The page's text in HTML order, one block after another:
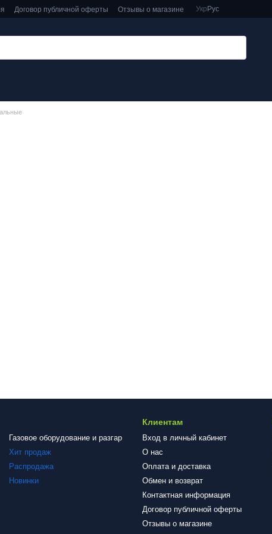
Договор публичной оферты Отзывы о магазине Укр Рус
Газовое оборудование и разгар
Хит продаж
Распродажа
Новинки
Клиентам
Вход в личный кабинет
О нас
Оплата и доставка
Обмен и возврат
Контактная информация
Договор публичной оферты
Отзывы о магазине